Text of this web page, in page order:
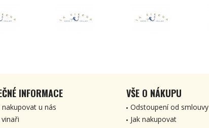
INFORMACE
u nás
VŠE O NÁKUPU
Odstoupení od smlouvy
Jak nakupovat